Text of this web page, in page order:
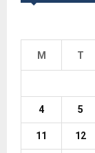
M T
4 5
11 12